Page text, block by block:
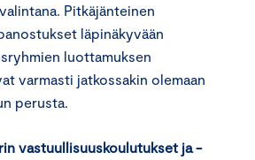
Pitkäjänteinen
läpinäkyvään
luottamuksen
varmasti jatkossakin olemaan
perusta.
vastuullisuuskoulutukset ja -